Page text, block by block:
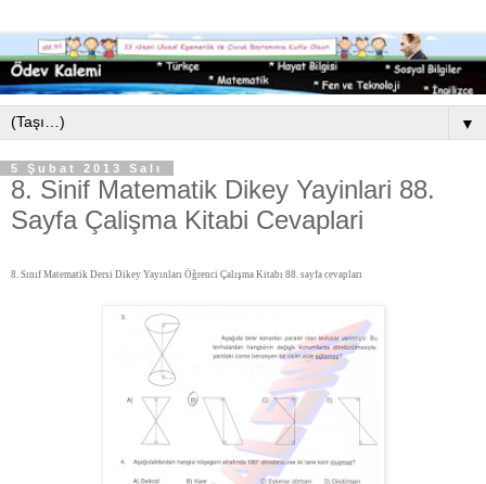
▼
5 Şubat 2013 Salı
8. Sinif Matematik Dikey Yayinlari 88.
Sayfa Çalişma Kitabi Cevaplari
8. Sınıf Matematik Dersi Dikey Yayınları Öğrenci Çalışma Kitabı 88. sayfa cevapları